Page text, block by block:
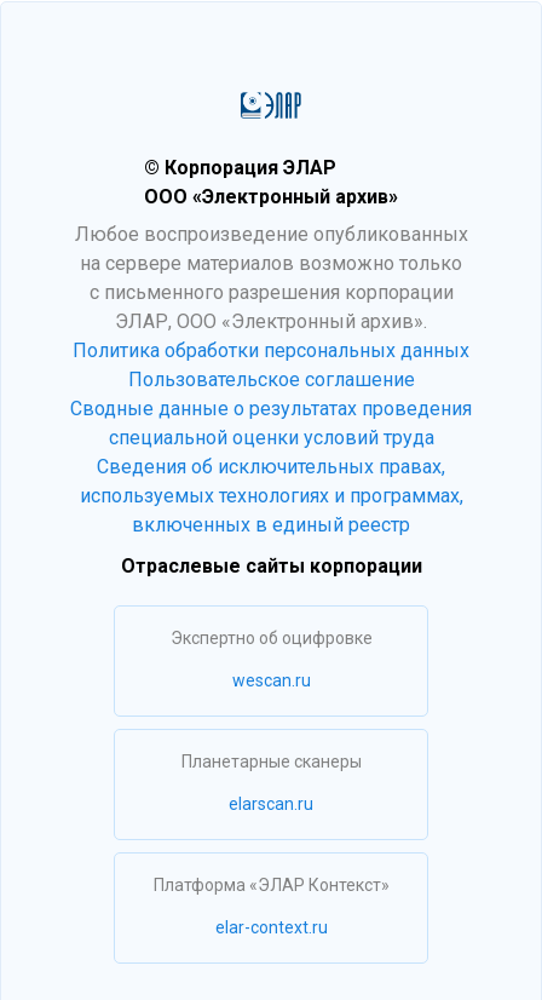
© Корпорация ЭЛАР
ООО «Электронный архив»
Любое воспроизведение опубликованных
на сервере материалов возможно только
с письменного разрешения корпорации
ЭЛАР, ООО «Электронный архив».
Политика обработки персональных данных
Пользовательское соглашение
Сводные данные о результатах проведения
специальной оценки условий труда
Сведения об исключительных правах,
используемых технологиях и программах,
включенных в единый реестр
Отраслевые сайты корпорации
Экспертно об оцифровке
wescan.ru
Планетарные сканеры
elarscan.ru
Платформа «ЭЛАР Контекст»
elar-context.ru